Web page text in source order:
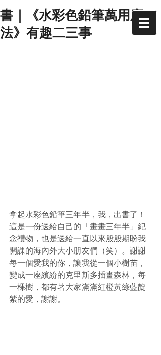
書｜《水彩色鉛筆萬用魔
法》有趣二三事
拿起水彩色鉛筆三年半，我，出書了！
這是一份送給自己的「畫畫三年半」紀
念禮物，也是送給一直以來殷殷期盼我
開課的海內外大小朋友們（笑）。謝謝
每一個愛我的你，讓我從一個小樹苗，
變成一座繽紛的克里斯多插畫森林，每
一棵樹，都有著大家滿滿紅橙黃綠藍靛
紫的愛，謝謝。